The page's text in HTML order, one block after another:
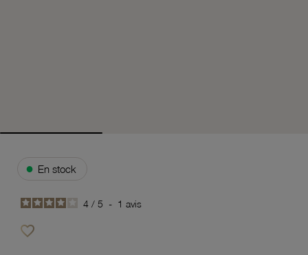
● En stock
4 / 5 - 1 avis
favorite_border